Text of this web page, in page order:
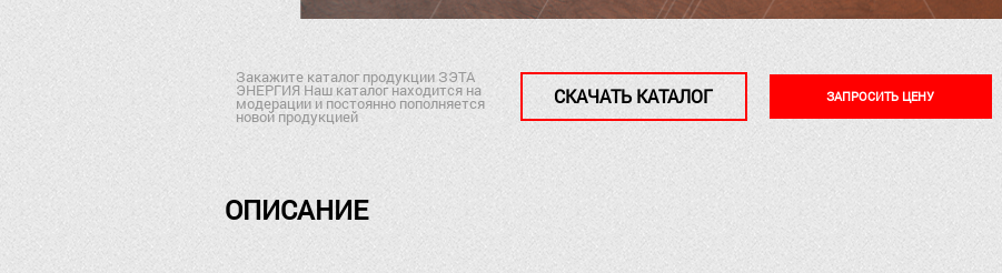
Закажите каталог продукции ЗЭТА
ЭНЕРГИЯ Наш каталог находится на
модерации и постоянно пополняется
новой продукцией
СКАЧАТЬ КАТАЛОГ ЗАПРОСИТЬ ЦЕНУ
ОПИСАНИЕ